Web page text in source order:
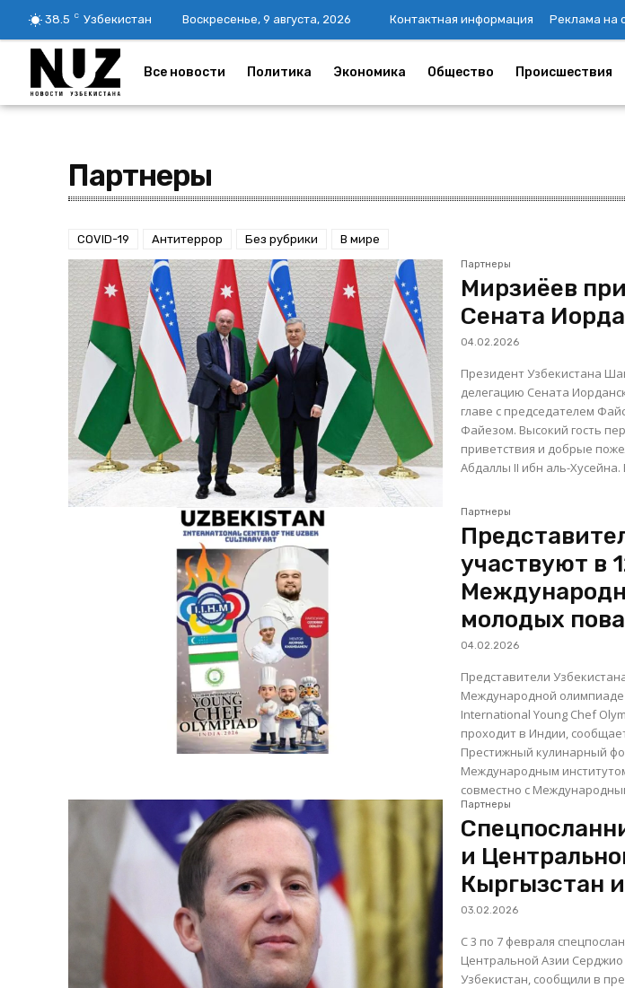
38.5 C Узбекистан Воскресенье, 9 августа, 2026 Контактная информация Реклама на
Все новости Политика Экономика Общество Происшествия
Партнеры
COVID-19 Антитеррор Без рубрики В мире
Партнеры
Мирзиёев
Сената
04.02.2026
Президент Узбекистана
делегацию Сената
главе с председателем
Файезом. Высокий гость
приветствия и добрые
Партнеры
участвуют в
молодых
04.02.2026
Представители
Международной
International Young Chef
проходит в Индии,
Престижный кулинарный
Международным
совместно с
Партнеры
и
Кыргызстан
03.02.2026
С 3 по 7 февраля
Центральной Азии Серджио
Узбекистан, сообщили в